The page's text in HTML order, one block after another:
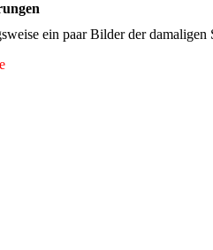
ein paar Bilder der damaligen